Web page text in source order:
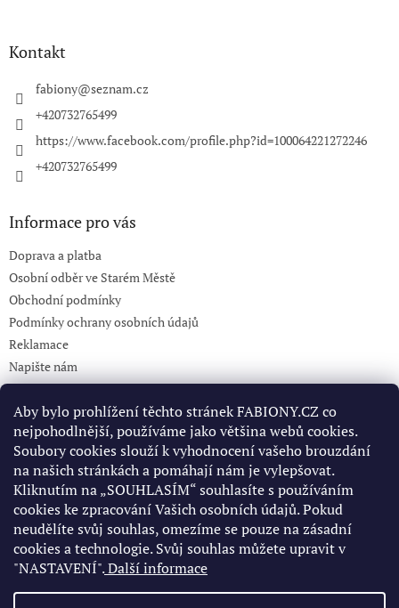
Aby bylo prohlížení těchto stránek FABIONY.CZ co
nejpohodlnější, používáme jako většina webů cookies.
Soubory cookies slouží k vyhodnocení vašeho brouzdání
na našich stránkách a pomáhají nám je vylepšovat.
Kliknutím na „SOUHLASÍM“ souhlasíte s používáním
cookies ke zpracování Vašich osobních údajů. Pokud
neudělíte svůj souhlas, omezíme se pouze na zásadní
cookies a technologie. Svůj souhlas můžete upravit v
"NASTAVENÍ".Další informace
Kontakt
fabiony@seznam.cz
+420732765499
https://www.facebook.com/profile.php?id=100064221272246
+420732765499
Informace pro vás
Doprava a platba
Osobní odběr ve Starém Městě
Obchodní podmínky
Podmínky ochrany osobních údajů
Reklamace
Napište nám
KONTAKT 732765499
Pinterest
Facebook